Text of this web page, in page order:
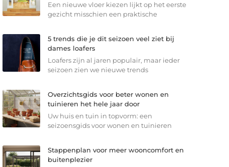
Een nieuwe vloer kiezen lijkt op het eerste
gezicht misschien een praktische
5 trends die je dit seizoen veel ziet bij
dames loafers
Loafers zijn al jaren populair, maar ieder
seizoen zien we nieuwe trends
Overzichtsgids voor beter wonen en
tuinieren het hele jaar door
Uw huis en tuin in topvorm: een
seizoensgids voor wonen en tuinieren
Stappenplan voor meer wooncomfort en
buitenplezier